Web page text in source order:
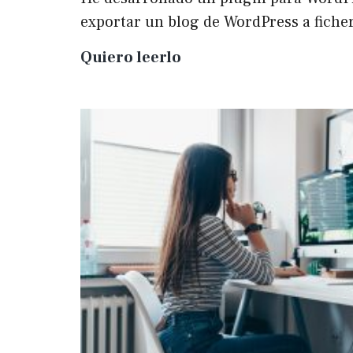
exportar un blog de WordPress a
Quiero leerlo
exportar
WP
a
Markdown